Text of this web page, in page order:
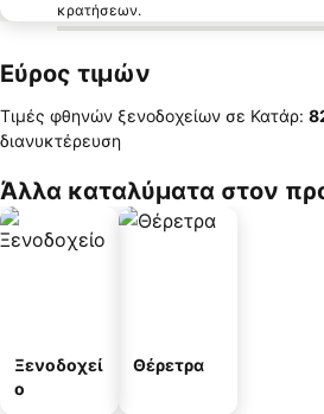
κρατήσεων.
Εύρος τιμών
Τιμές φθηνών ξενοδοχείων σε Κατάρ:
διανυκτέρευση
Άλλα καταλύματα στον
Ξενοδοχεί
ο
Θέρετρα